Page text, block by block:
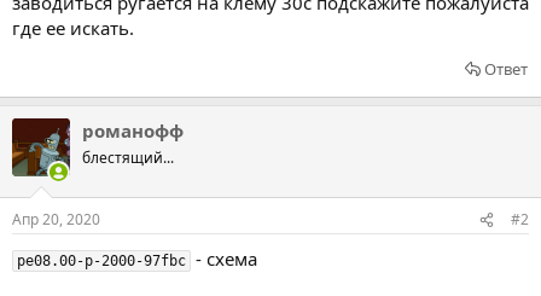
где ее искать.
Ответ
романофф
блестящий...
Апр 20, 2020 #2
pe08.00-p-2000-97fbc - схема